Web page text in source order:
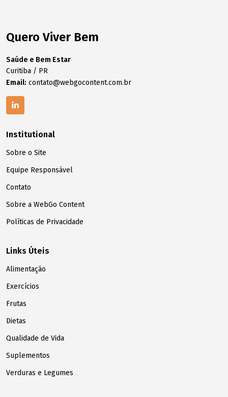
Quero Viver Bem
Saúde e Bem Estar
Curitiba / PR
Email: contato@webgocontent.com.br
Institutional
Sobre o Site
Equipe Responsável
Contato
Sobre a WebGo Content
Políticas de Privacidade
Links Úteis
Alimentação
Exercícios
Frutas
Dietas
Qualidade de Vida
Suplementos
Verduras e Legumes